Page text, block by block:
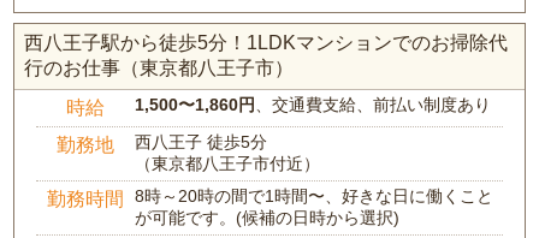
西八王子駅から徒歩5分！1LDKマンションでのお掃除代
行のお仕事（東京都八王子市）
時給 1,500〜1,860円、交通費支給、前払い制度あり
勤務地
西八王子 徒歩5分
（東京都八王子市付近）
勤務時間
8時～20時の間で1時間〜、好きな日に働くこと
が可能です。(候補の日時から選択)